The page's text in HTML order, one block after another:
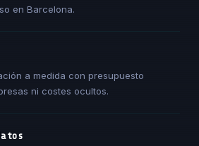
en Barcelona.
a medida con presupuesto
ni costes ocultos.